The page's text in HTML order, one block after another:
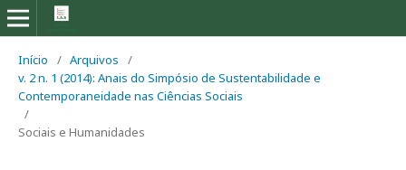
Início / Arquivos
/
v. 2 n. 1 (2014): Anais do Simpósio de Sustentabilidade e
Contemporaneidade nas Ciências Sociais
/
Sociais e Humanidades